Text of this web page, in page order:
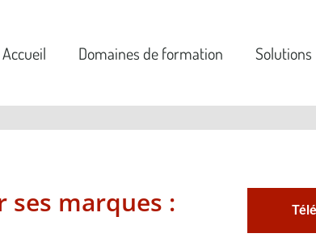
Accueil Domaines de formation Solutions
ses marques :